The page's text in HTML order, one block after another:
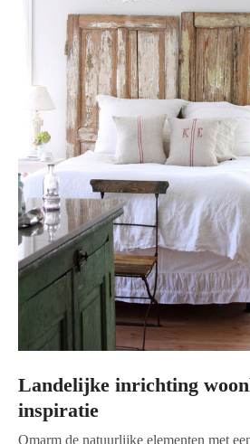
Landelijke inrichting
inspiratie
Omarm de natuurlijke elementen met